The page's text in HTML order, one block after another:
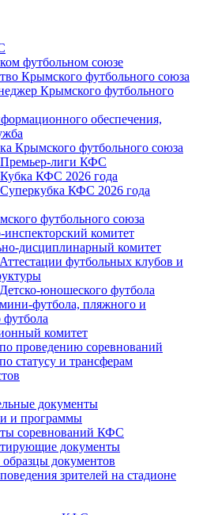
футбольном союзе
Крымского футбольного союза
Крымского футбольного
обеспечения,
Крымского футбольного союза
лиги КФС
КФС 2026 года
КФС 2026 года
футбольного союза
инспекторский комитет
дисциплинарный комитет
футбольных клубов и
юношеского футбола
футбола, пляжного и
футбола
комитет
проведению соревнований
статусу и трансферам
документы
и программы
соревнований КФС
документы
документов
зрителей на стадионе